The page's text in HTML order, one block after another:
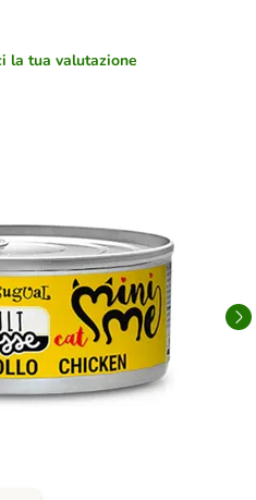
la tua valutazione